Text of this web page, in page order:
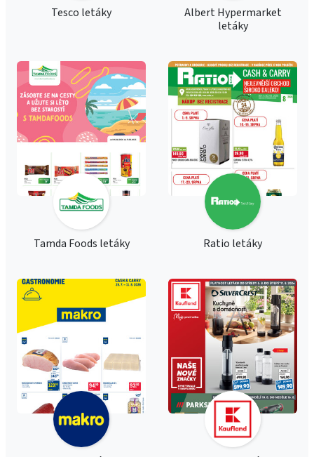
Tesco letáky
Albert Hypermarket
letáky
Tamda Foods letáky Ratio letáky